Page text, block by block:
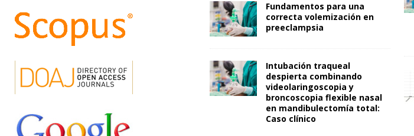
Fundamentos para una
correcta volemización en
preeclampsia
Intubación traqueal
despierta combinando
videolaringoscopia y
broncoscopia flexible nasal
en mandibulectomía total:
Caso clínico